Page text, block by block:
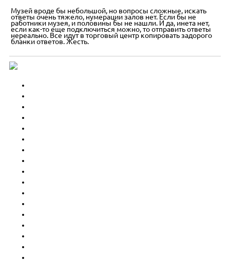
Музей вроде бы небольшой, но вопросы сложные, искать
ответы очень тяжело, нумерации залов нет. Если бы не
работники музея, и половины бы не нашли. И да, инета нет,
если как-то еще подключиться можно, то отправить ответы
нереально. Все идут в торговый центр копировать задорого
бланки ответов. Жесть.